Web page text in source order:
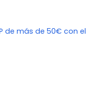
de más de 50€ con el